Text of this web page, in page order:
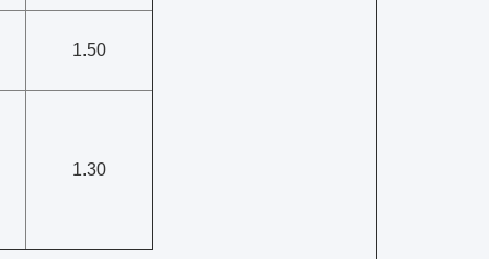
1.50
1.30